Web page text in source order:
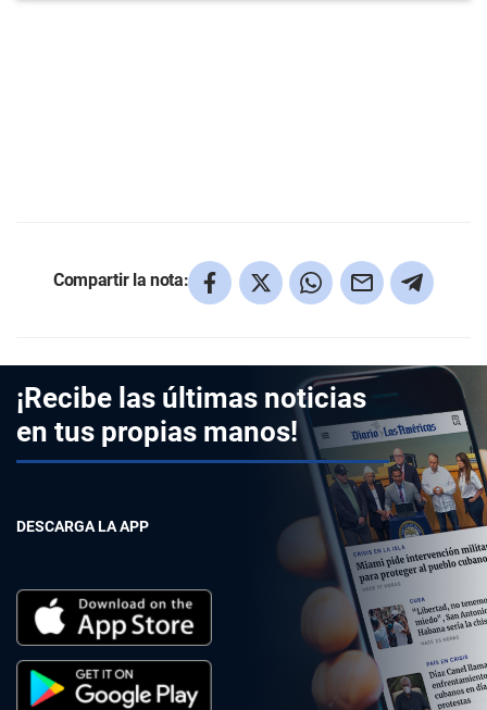
Compartir la nota:
¡Recibe las últimas noticias
en tus propias manos!
DESCARGA LA APP